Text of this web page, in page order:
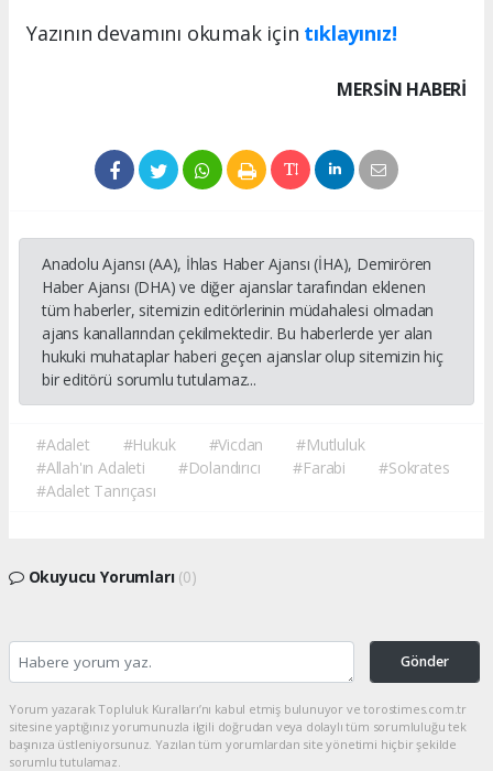
Yazının devamını okumak için tıklayınız!
MERSIN HABERİ
Anadolu Ajansı (AA), İhlas Haber Ajansı (İHA), Demirören
Haber Ajansı (DHA) ve diğer ajanslar tarafından eklenen
tüm haberler, sitemizin editörlerinin müdahalesi olmadan
ajans kanallarından çekilmektedir. Bu haberlerde yer alan
hukuki muhataplar haberi geçen ajanslar olup sitemizin hiç
bir editörü sorumlu tutulamaz...
#Adalet #Hukuk #Vicdan
#Mutluluk
#Allah'ın Adaleti
#Dolandırıcı #Farabi
#Sokrates
#Adalet Tanrıçası
Okuyucu Yorumları (0)
Gönder
Yorum yazarak Topluluk Kuralları’nı kabul etmiş bulunuyor ve torostimes.com.tr
sitesine yaptığınız yorumunuzla ilgili doğrudan veya dolaylı tüm sorumluluğu tek
başınıza üstleniyorsunuz. Yazılan tüm yorumlardan site yönetimi hiçbir şekilde
sorumlu tutulamaz.